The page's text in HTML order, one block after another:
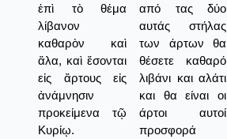
ἐπὶ τὸ θέμα
λίβανον
καθαρὸν καὶ
ἅλα, καὶ ἔσονται
εἰς ἄρτους εἰς
ἀνάμνησιν
προκείμενα τῷ
Κυρίῳ.
από τας δύο
αυτάς στήλας
των άρτων θα
θέσετε καθαρό
λιβάνι και αλάτι
και θα είναι οι
άρτοι αυτοί
προσφορά